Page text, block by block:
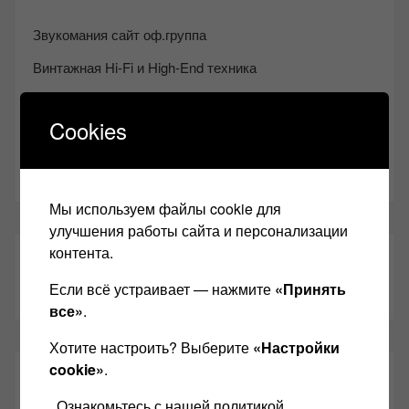
Звукомания сайт оф.группа
Винтажная Hi-Fi и High-End техника
Одноклассники
Youtube
ТАКЖЕ ЧИТАЕМ:
СВЕЖИЕ ЗАПИСИ
Cookies
Мы используем файлы cookie для
улучшения работы сайта и персонализации
контента.
Если всё устраивает — нажмите «Принять
все».
Хотите настроить? Выберите «Настройки
cookie».